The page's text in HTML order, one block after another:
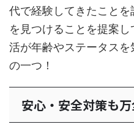
代で経験してきたことを
を見つけることを提案
活が年齢やステータス
の一つ！
安心・安全対策も万